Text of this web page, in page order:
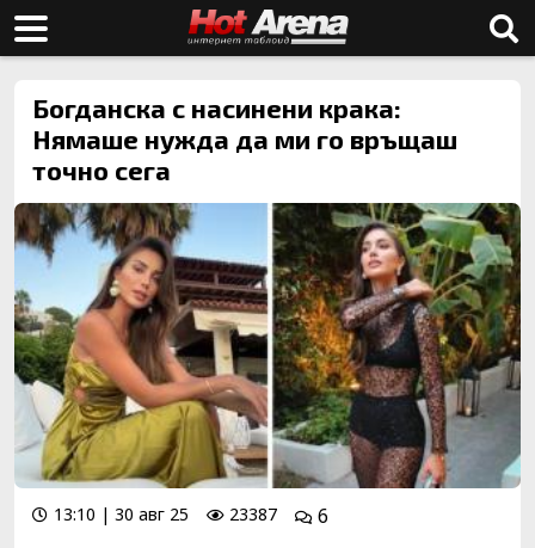
Богданска с насинени крака:
Нямаше нужда да ми го връщаш
точно сега
13:10 | 30 авг 25 23387
6